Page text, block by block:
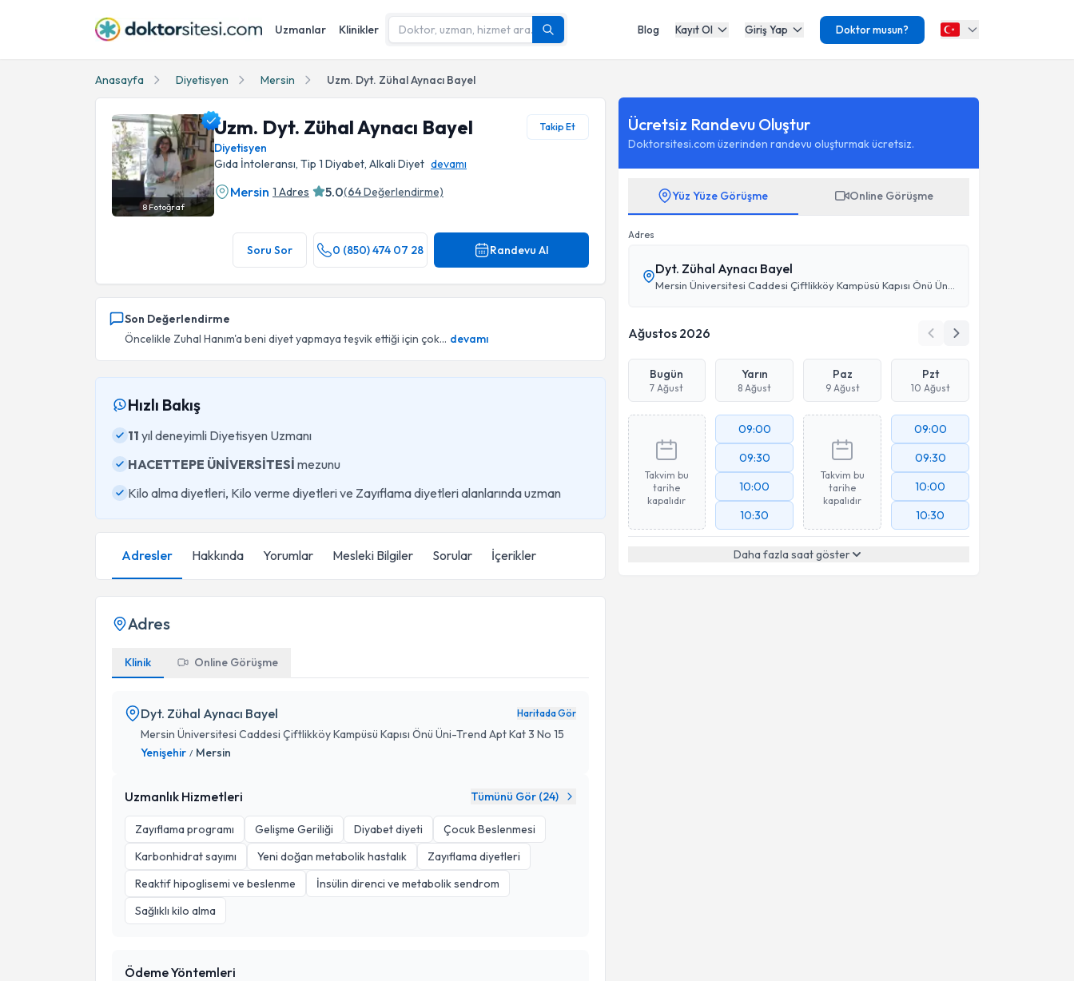
Uzmanlar Klinikler Blog Kayıt Ol Giriş Yap Doktor musun?
Anasayfa Diyetisyen Mersin Uzm. Dyt. Zühal Aynacı Bayel
8Fotoğraf
Uzm. Dyt. Zühal Aynacı Bayel Takip Et
Diyetisyen
Gıda İntoleransı, Tip 1 Diyabet, Alkali Diyet devamı
Mersin 1 Adres 5.0(64Değerlendirme)
Soru Sor 0 (850) 474 07 28 Randevu Al
Son Değerlendirme
Öncelikle Zuhal Hanım'a beni diyet yapmaya teşvik ettiği için çok... devamı
Hızlı Bakış
11 yıl deneyimli Diyetisyen Uzmanı
HACETTEPE ÜNİVERSİTESİ mezunu
Kilo alma diyetleri, Kilo verme diyetleri ve Zayıflama diyetleri alanlarında uzman
Adresler Hakkında Yorumlar Mesleki Bilgiler Sorular İçerikler
Adres
Klinik Online Görüşme
Dyt. Zühal Aynacı Bayel Haritada Gör
Mersin Üniversitesi Caddesi Çiftlikköy Kampüsü Kapısı Önü Üni-Trend Apt Kat 3 No 15
Yenişehir / Mersin
Uzmanlık Hizmetleri Tümünü Gör (24)
Zayıflama programı Gelişme Geriliği Diyabet diyeti
Çocuk Beslenmesi
Karbonhidrat sayımı
Yeni doğan metabolik hastalık
Zayıflama diyetleri
Reaktif hipoglisemi ve beslenme
İnsülin direnci ve metabolik sendrom
Sağlıklı kilo alma
Ödeme Yöntemleri
Ücretsiz Randevu Oluştur
Doktorsitesi.com üzerinden randevu oluşturmak ücretsiz.
Yüz Yüze Görüşme Online Görüşme
Adres
Dyt. Zühal Aynacı Bayel
Ağustos 2026
Bugün
7 Ağust
Yarın
8 Ağust
Paz
9 Ağust
Pzt
10 Ağust
Takvim bu
tarihe
kapalıdır
09:00
09:30
10:00
10:30
Takvim bu
tarihe
kapalıdır
09:00
09:30
10:00
10:30
Daha fazla saat göster